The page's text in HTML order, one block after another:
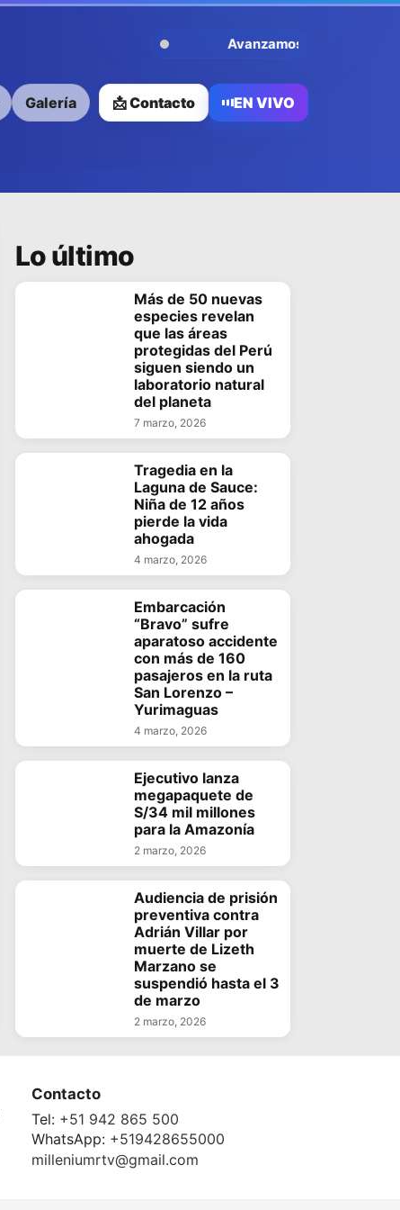
Avanzamos Contigo
Galería 📩 Contacto EN VIVO
Lo último
Más de 50 nuevas
especies revelan
que las áreas
protegidas del Perú
siguen siendo un
laboratorio natural
del planeta
7 marzo, 2026
Tragedia en la
Laguna de Sauce:
Niña de 12 años
pierde la vida
ahogada
4 marzo, 2026
Embarcación
“Bravo” sufre
aparatoso accidente
con más de 160
pasajeros en la ruta
San Lorenzo –
Yurimaguas
4 marzo, 2026
Ejecutivo lanza
megapaquete de
S/34 mil millones
para la Amazonía
2 marzo, 2026
Audiencia de prisión
preventiva contra
Adrián Villar por
muerte de Lizeth
Marzano se
suspendió hasta el 3
de marzo
2 marzo, 2026
Contacto
Tel: +51 942 865 500
WhatsApp: +519428655000
milleniumrtv@gmail.com